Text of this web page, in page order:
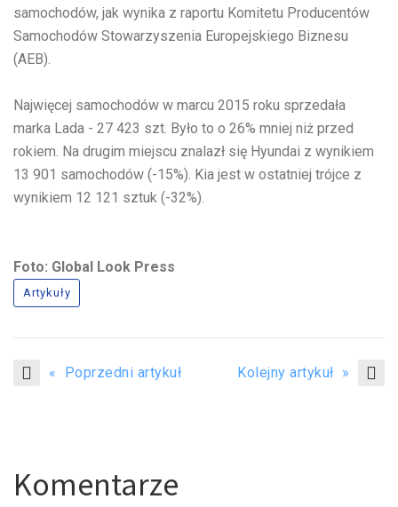
samochodów, jak wynika z raportu Komitetu Producentów
Samochodów Stowarzyszenia Europejskiego Biznesu
(AEB).
Najwięcej samochodów w marcu 2015 roku sprzedała
marka Lada - 27 423 szt. Było to o 26% mniej niż przed
rokiem. Na drugim miejscu znalazł się Hyundai z wynikiem
13 901 samochodów (-15%). Kia jest w ostatniej trójce z
wynikiem 12 121 sztuk (-32%).
Foto: Global Look Press
Artykuły
« Poprzedni artykuł Kolejny artykuł »
Komentarze